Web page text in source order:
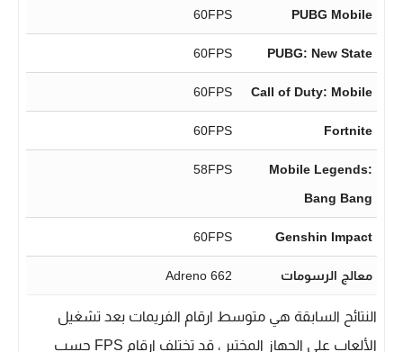
PUBG Mobile
60FPS
PUBG: New State
60FPS
Call of Duty: Mobile
60FPS
Fortnite
60FPS
Mobile Legends:
Bang Bang
58FPS
Genshin Impact
60FPS
معالج الرسومات Adreno 662
النتائح السابقة هي متوسط ارقام الفريمات بعد تشغيل
الألعاب على الجهاز المختبر ، قد تختلف ارقام FPS حسب